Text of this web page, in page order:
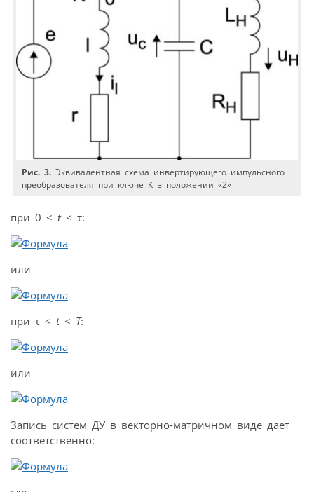
Рис. 3. Эквивалентная схема инвертирующего импульсного
преобразователя при ключе К в положении «2»
при 0 < t < τ:
или
при τ < t < T:
или
Запись систем ДУ в векторно-матричном виде дает
соответственно: